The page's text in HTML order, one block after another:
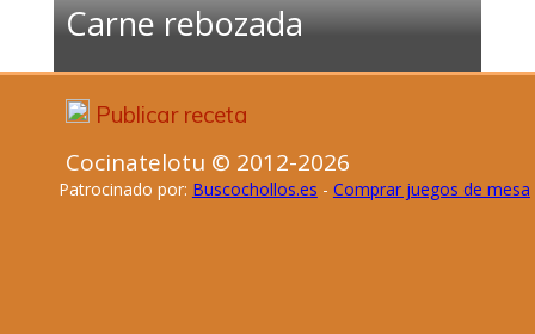
Carne rebozada
Publicar receta
Cocinatelotu © 2012-2026
Patrocinado por: Buscochollos.es - Comprar juegos de mesa